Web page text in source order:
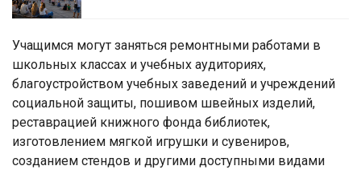
Учащимся могут заняться ремонтными работами в
школьных классах и учебных аудиториях,
благоустройством учебных заведений и учреждений
социальной защиты, пошивом швейных изделий,
реставрацией книжного фонда библиотек,
изготовлением мягкой игрушки и сувениров,
созданием стендов и другими доступными видами